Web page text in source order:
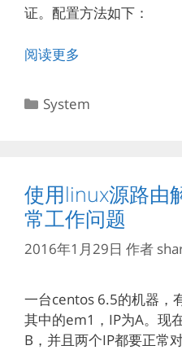
证。配置方法如下：
阅读更多
分
System
使用linux源路由
常工作问题
2016年1月29日 作者
一台centos 6.5的机器，
其中的em1，IP为A。现
B，并且两个IP都要正常